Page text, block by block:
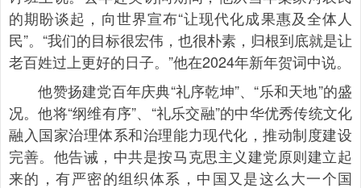
的期盼谈起，向世界宣布“让现代化成果惠及全体人
民”。“我们的目标很宏伟，也很朴素，归根到底就是让
老百姓过上更好的日子。”他在2024年新年贺词中说。
他赞扬建党百年庆典“礼序乾坤”、“乐和天地”的盛
况。他将“纲维有序”、“礼乐交融”的中华优秀传统文化
融入国家治理体系和治理能力现代化，推动制度建设
完善。他告诫，中共是按马克思主义建党原则建立起
来的，有严密的组织体系，中国又是这么大一个国